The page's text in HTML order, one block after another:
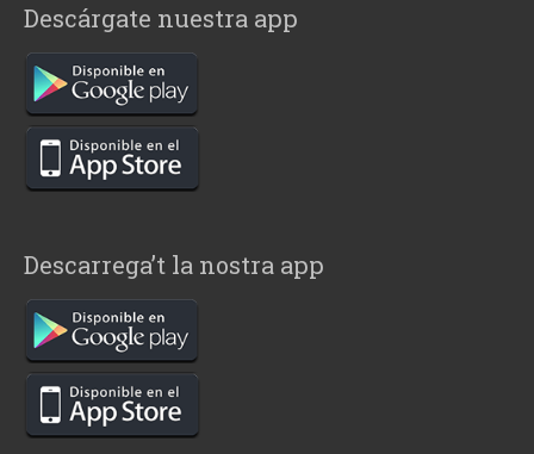
Descárgate nuestra app
Descarrega’t la nostra app